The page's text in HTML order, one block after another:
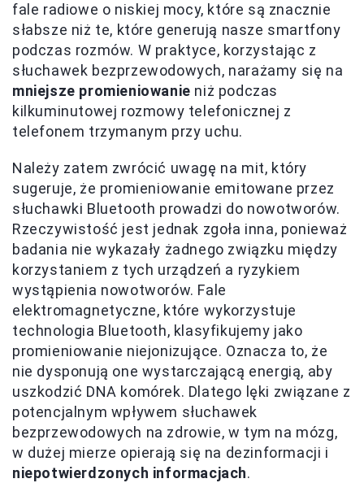
fale radiowe o niskiej mocy, które są znacznie
słabsze niż te, które generują nasze smartfony
podczas rozmów. W praktyce, korzystając z
słuchawek bezprzewodowych, narażamy się na
mniejsze promieniowanie niż podczas
kilkuminutowej rozmowy telefonicznej z
telefonem trzymanym przy uchu.
Należy zatem zwrócić uwagę na mit, który
sugeruje, że promieniowanie emitowane przez
słuchawki Bluetooth prowadzi do nowotworów.
Rzeczywistość jest jednak zgoła inna, ponieważ
badania nie wykazały żadnego związku między
korzystaniem z tych urządzeń a ryzykiem
wystąpienia nowotworów. Fale
elektromagnetyczne, które wykorzystuje
technologia Bluetooth, klasyfikujemy jako
promieniowanie niejonizujące. Oznacza to, że
nie dysponują one wystarczającą energią, aby
uszkodzić DNA komórek. Dlatego lęki związane z
potencjalnym wpływem słuchawek
bezprzewodowych na zdrowie, w tym na mózg,
w dużej mierze opierają się na dezinformacji i
niepotwierdzonych informacjach.